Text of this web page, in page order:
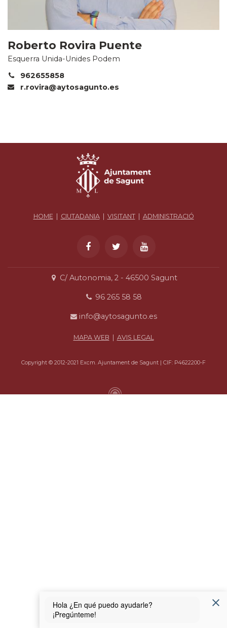
Roberto Rovira Puente
Esquerra Unida-Unides Podem
962655858
r.rovira@aytosagunto.es
HOME| CIUTADANIA| VISITANT| ADMINISTRACIÓ
C/ Autonomia, 2 - 46500 Sagunt
96 265 58 58
info@aytosagunto.es
MAPA WEB AVIS LEGAL
Copyright © 2012-2021 Excm. Ajuntament de Sagunt | CIF: P4622200-F